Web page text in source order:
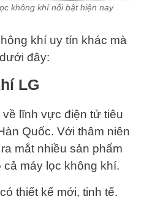
không khí nổi bật hiện nay
khí uy tín khác mà
đây:
LG
lĩnh vực điện tử tiêu
Quốc. Với thâm niên
mắt nhiều sản phẩm
máy lọc không khí.
thiết kế mới, tinh tế.